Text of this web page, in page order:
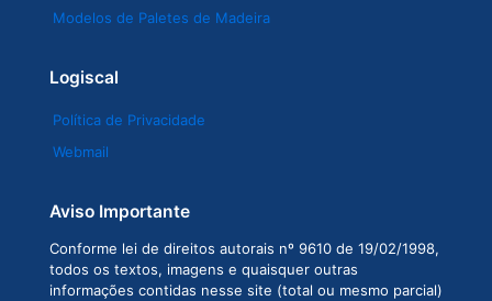
Modelos de Paletes de Madeira
Logiscal
Política de Privacidade
Webmail
Aviso Importante
Conforme lei de direitos autorais nº 9610 de 19/02/1998,
todos os textos, imagens e quaisquer outras
informações contidas nesse site (total ou mesmo parcial)